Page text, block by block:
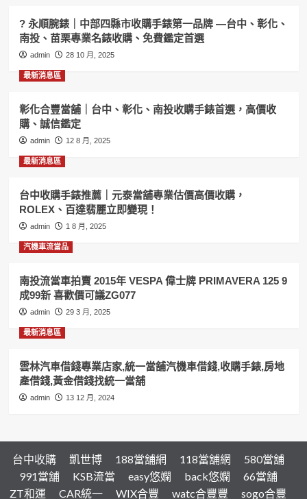
當
手
錶
拍
賣
MAURICE
艾
美
匠
心
系
相
年
曆
動
錶
喜
歡
價
可
? 永順腕錶｜中部四縣市收購手錶第一品牌 —台中、彰化、
南投、苗栗專業名錶收購、免費鑑定首選
admin 28 10 月, 2025
最新消息區
彰化合豐當舖｜台中、彰化、南投收購手錶首選，高價收
購、誠信鑑定
admin 12 8 月, 2025
最新消息區
台中收購手錶推薦｜元泰當舖專業估價高價收購，
ROLEX、百達翡麗立即變現！
admin 1 8 月, 2025
汽機車流當品
南投流當車拍賣 2015年 VESPA 偉士牌 PRIMAVERA 125 9
成99新 喜歡價可議ZG077
admin 29 3 月, 2025
最新消息區
雲林汽車借錢專業店家,統一當舖汽機車借錢,收購手錶,房地
產借錢,黃金借錢找統一當舖
admin 13 12 月, 2024
台中收購 凱世博 188當舖網 118當舖網
580當舖
991當舖
KSB流當 easy悠嫻 back悠嫻
66當舖
ZT和運
CAR統一 WIX合豐 watc合豐豐 sogo合豐